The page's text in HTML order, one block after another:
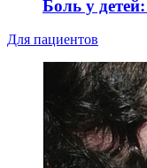
Боль у
Для пациентов